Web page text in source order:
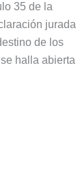
35 de la
jurada
de los
halla abierta